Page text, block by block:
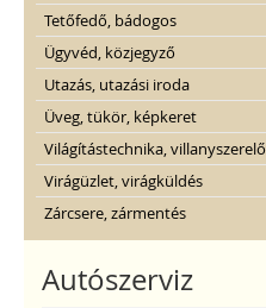
Tetőfedő, bádogos
Ügyvéd, közjegyző
Utazás, utazási iroda
Üveg, tükör, képkeret
Világítástechnika, villanyszerelő
Virágüzlet, virágküldés
Zárcsere, zármentés
Autószerviz